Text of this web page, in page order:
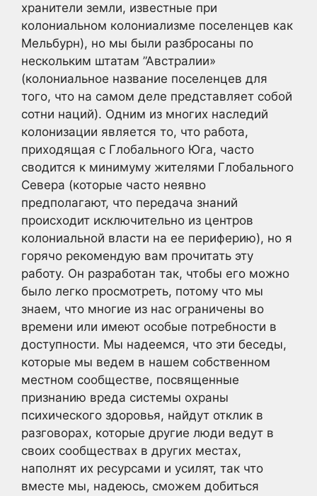
хранители земли, известные при
колониальном колониализме поселенцев как
Мельбурн), но мы были разбросаны по
нескольким штатам ”Австралии»
(колониальное название поселенцев для
того, что на самом деле представляет собой
сотни наций). Одним из многих наследий
колонизации является то, что работа,
приходящая с Глобального Юга, часто
сводится к минимуму жителями Глобального
Севера (которые часто неявно
предполагают, что передача знаний
происходит исключительно из центров
колониальной власти на ее периферию), но я
горячо рекомендую вам прочитать эту
работу. Он разработан так, чтобы его можно
было легко просмотреть, потому что мы
знаем, что многие из нас ограничены во
времени или имеют особые потребности в
доступности. Мы надеемся, что эти беседы,
которые мы ведем в нашем собственном
местном сообществе, посвященные
признанию вреда системы охраны
психического здоровья, найдут отклик в
разговорах, которые другие люди ведут в
своих сообществах в других местах,
наполнят их ресурсами и усилят, так что
вместе мы, надеюсь, сможем добиться